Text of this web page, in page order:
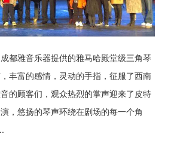
都雅音乐器提供的雅马哈殿堂级三角琴
丰富的感情，灵动的手指，征服了西南
的顾客们，观众热烈的掌声迎来了皮特
，悠扬的琴声环绕在剧场的每一个角